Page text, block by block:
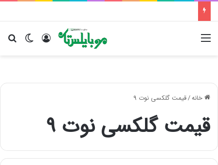
تغییر ورود
خانه/قیمت گلکسی نوت 9
قیمت گلکسی نوت 9